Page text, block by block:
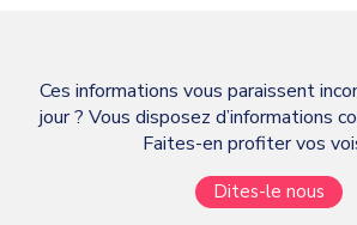
Ces informations vous paraissent
jour ? Vous disposez d’informations
Faites-en profiter vos
Dites-le nous